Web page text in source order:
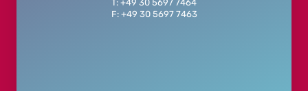
T: +49 30 5697 7464
F: +49 30 5697 7463